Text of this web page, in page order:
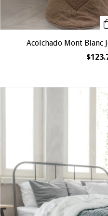
Acolchado Mont Blanc